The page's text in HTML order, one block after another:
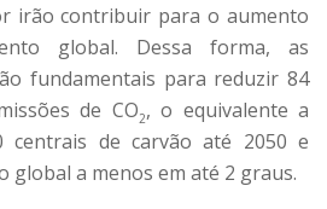
irão contribuir para o aumento
global. Dessa forma, as
fundamentais para reduzir 84
de CO2, o equivalente a
centrais de carvão até 2050 e
global a menos em até 2 graus.